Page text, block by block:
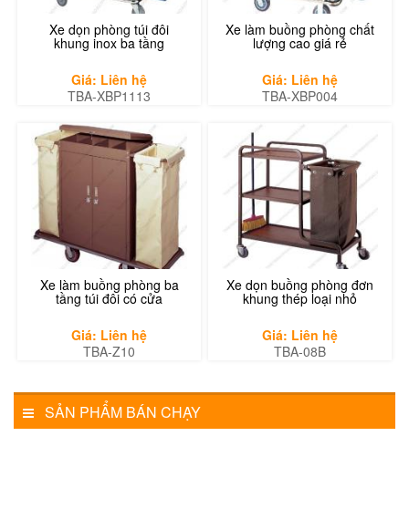
Xe dọn phòng túi đôi
khung inox ba tầng
Giá: Liên hệ
TBA-XBP1113
Xe làm buồng phòng chất
lượng cao giá rẻ
Giá: Liên hệ
TBA-XBP004
Xe làm buồng phòng ba
tầng túi đôi có cửa
Giá: Liên hệ
TBA-Z10
Xe dọn buồng phòng đơn
khung thép loại nhỏ
Giá: Liên hệ
TBA-08B
SẢN PHẨM BÁN CHẠY